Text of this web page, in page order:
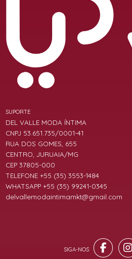
SUPORTE
DEL VALLE MODA ÍNTIMA
CNPJ 53.651.735/0001-41
RUA DOS GOMES, 655
CENTRO, JURUAIA/MG
CEP 37805-000
TELEFONE +55 (35) 3553-1484
WHATSAPP +55 (35) 99241-0345
delvallemodaintimamkt@gmail.com